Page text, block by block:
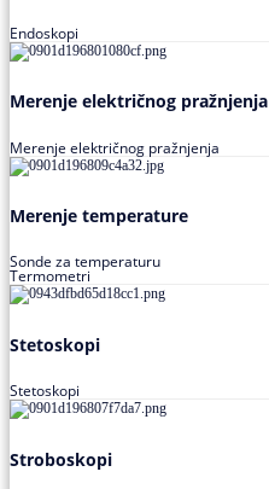
Endoskopi
Merenje električnog pražnjenja
Merenje električnog pražnjenja
Merenje temperature
Sonde za temperaturu
Termometri
Stetoskopi
Stetoskopi
Stroboskopi